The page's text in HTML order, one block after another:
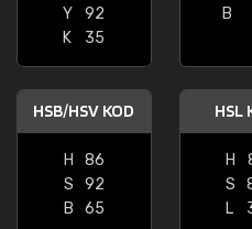
Y
92
K
35
B
HSB/HSV KOD
H
86
S
92
B
65
HSL
H
S
L